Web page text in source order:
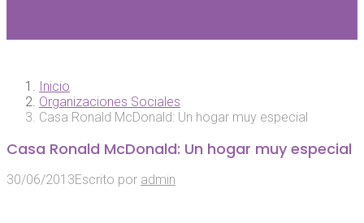
Inicio
Organizaciones Sociales
Casa Ronald McDonald: Un hogar muy especial
Casa Ronald McDonald: Un hogar muy especial
30/06/2013Escrito por admin